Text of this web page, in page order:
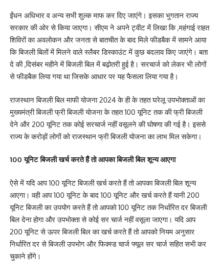
ईंधन अधिभार व अन्य सभी शुल्क माफ कर दिए जाएंगे। इसका भुगतान राज्य
सरकार की ओर से किया जाएगा। सीएम ने अपने ट्वीट में लिखा कि ,महंगाई राहत
शिविरों का अवलोकन और जनता से बातचीत के बाद मिले फीडबैक में सामने आया
कि बिजली बिलों में मिलने वाले स्लैबर डिस्काउंट में कुछ बदलाव किए जाएंगे। बता
दे की ,दिसंबर महीने में बिजली बिल में बढ़ोतरी हुई है। सरचार्ज को लेकर भी लोगों
से फीडबैक लिया गया था जिसके आधार पर यह फैसला लिया गया है।
राजस्थान बिजली बिल माफी योजना 2024 के ही के तहत घरेलू उपभोक्ताओं का
मुख्यमंत्री बिजली फ्री बिजली योजना के तहत 100 यूनिट तक की फ्री बिजली
देने और 200 यूनिट तक कोई सरचार्ज नहीं वसूलने की घोषणा की गई है। इससे
राज्य के करोड़ों लोगों को राजस्थान फ्री बिजली योजना का लाभ मिल सकेगा।
100 यूनिट बिजली खर्च करते हैं तो आपका बिजली बिल शून्य आएगा
ऐसे में यदि आप 100 यूनिट बिजली खर्च करते हैं तो आपका बिजली बिल शून्य
आएगा। वही आप 100 यूनिट के बाद 100 यूनिट और खर्च करते हैं यानी 200
यूनिट बिजली का उपयोग करते हैं तो आपको 100 यूनिट तक निर्धारित दर बिजली
बिल देना होगा और उपभोक्ता से कोई सर चार्ज नहीं वसूला जाएगा। यदि आप
200 यूनिट से ऊपर बिजली बिल का खर्च करते हैं तो आपको नियम अनुसार
निर्धारित दर से बिजली उपभोग और फिक्स्ड चार्ज फ्यूल सर चार्ज सहित सभी कर
चुकाने होंगे।